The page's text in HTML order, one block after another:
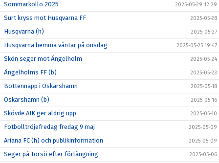
Sommarkollo 2025 2025-05-29 12:29
Surt kryss mot Husqvarna FF 2025-05-28
Husqvarna (h) 2025-05-27
Husqvarna hemma väntar på onsdag 2025-05-25 19:47
Skön seger mot Ängelholm 2025-05-24
Ängelholms FF (b) 2025-05-23
Bottennapp i Oskarshamn 2025-05-18
Oskarshamn (b) 2025-05-16
Skövde AIK ger aldrig upp 2025-05-10
Fotbolltröjefredag fredag 9 maj 2025-05-09
Ariana FC (h) och publikinformation 2025-05-09
Seger på Torsö efter förlängning 2025-05-06